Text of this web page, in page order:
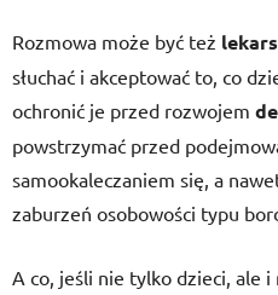
Rozmowa może być też
słuchać i akceptować to, co
ochronić je przed rozwojem
powstrzymać przed
samookaleczaniem się, a
zaburzeń osobowości typu
A co, jeśli nie tylko dzieci, ale